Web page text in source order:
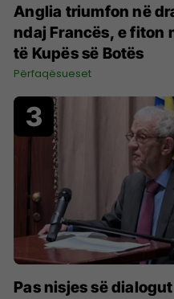
Anglia triumfon në
ndaj Francës, e fiton
të Kupës së Botës
Përfaqësueset
Pas nisjes së